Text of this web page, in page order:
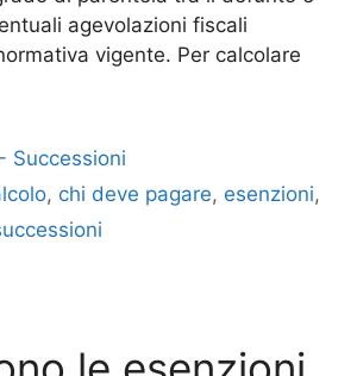
agevolazioni fiscali
vigente. Per calcolare
Successioni
, chi deve pagare, esenzioni,